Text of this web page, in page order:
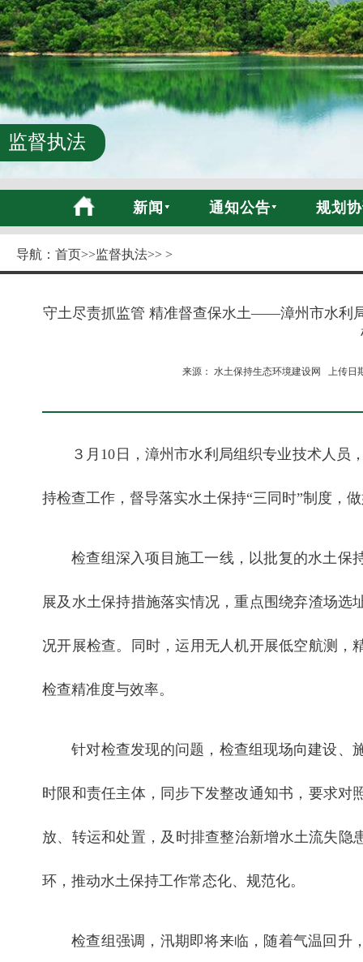
监督执法
新闻 通知公告 规划
导航： 首页>>监督执法>> >
守土尽责抓监管 精准督查保水土——漳州市水利
来源： 水土保持生态环境建设网 上传日
３月10日，漳州市水利局组织专业技术人员
持检查工作，督导落实水土保持“三同时”制度，
检查组深入项目施工一线，以批复的水土保
展及水土保持措施落实情况，重点围绕弃渣场
况开展检查。同时，运用无人机开展低空航测
检查精准度与效率。
针对检查发现的问题，检查组现场向建设、
时限和责任主体，同步下发整改通知书，要求
放、转运和处置，及时排查整治新增水土流失隐
环，推动水土保持工作常态化、规范化。
检查组强调，汛期即将来临，随着气温回升